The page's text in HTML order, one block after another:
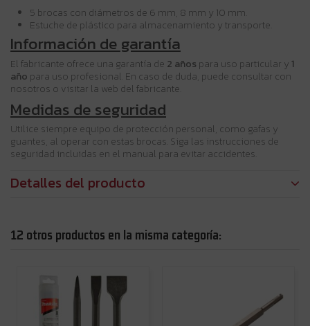
5 brocas con diámetros de 6 mm, 8 mm y 10 mm.
Estuche de plástico para almacenamiento y transporte.
Información de garantía
El fabricante ofrece una garantía de 2 años para uso particular y 1
año para uso profesional. En caso de duda, puede consultar con
nosotros o visitar la web del fabricante.
Medidas de seguridad
Utilice siempre equipo de protección personal, como gafas y
guantes, al operar con estas brocas. Siga las instrucciones de
seguridad incluidas en el manual para evitar accidentes.
Detalles del producto
12 otros productos en la misma categoría: